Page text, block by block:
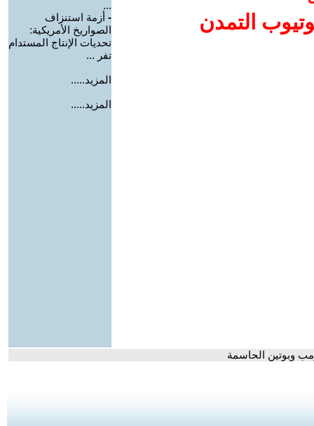
التمدن
...
- أزمة استنزاف
الصواريخ الأمريكية:
تحديات الإنتاج المستدام
تفر ...
المزيد.....
المزيد.....
وبوتين الحاسمة